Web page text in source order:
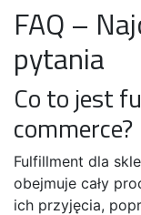
FAQ –
pytania
Co to jest
commerce?
Fulfillment dla
obejmuje cały
ich przyjęcia,